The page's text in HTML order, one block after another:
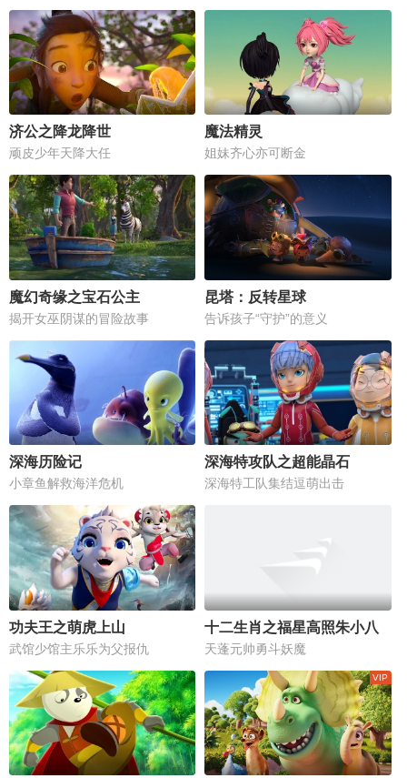
济公之降龙降世
顽皮少年天降大任
魔法精灵
姐妹齐心亦可断金
魔幻奇缘之宝石公主
揭开女巫阴谋的冒险故事
昆塔：反转星球
告诉孩子“守护”的意义
深海历险记
小章鱼解救海洋危机
深海特攻队之超能晶石
深海特工队集结逗萌出击
功夫王之萌虎上山
武馆少馆主乐乐为父报仇
十二生肖之福星高照朱小八
天蓬元帅勇斗妖魔